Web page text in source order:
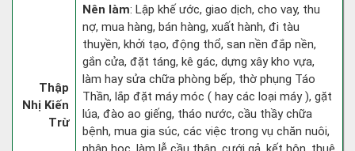
Thập
Nhị Kiến
Trừ
Nên làm: Lập khế ước, giao dịch, cho vay, thu
nợ, mua hàng, bán hàng, xuất hành, đi tàu
thuyền, khởi tạo, động thổ, san nền đắp nền,
gắn cửa, đặt táng, kê gác, dựng xây kho vựa,
làm hay sửa chữa phòng bếp, thờ phụng Táo
Thần, lắp đặt máy móc ( hay các loại máy ), gặt
lúa, đào ao giếng, tháo nước, cầu thầy chữa
bệnh, mua gia súc, các việc trong vụ chăn nuôi,